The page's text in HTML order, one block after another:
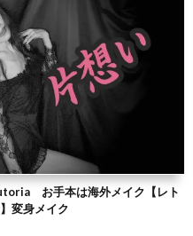
お手本は海外メイク【レト
変身メイク